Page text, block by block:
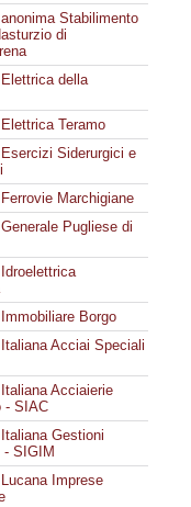
Stabilimento
di
della
Teramo
Siderurgici e
Marchigiane
Pugliese di
Borgo
Acciai Speciali
Acciaierie
- SIAC
Gestioni
- SIGIM
Imprese